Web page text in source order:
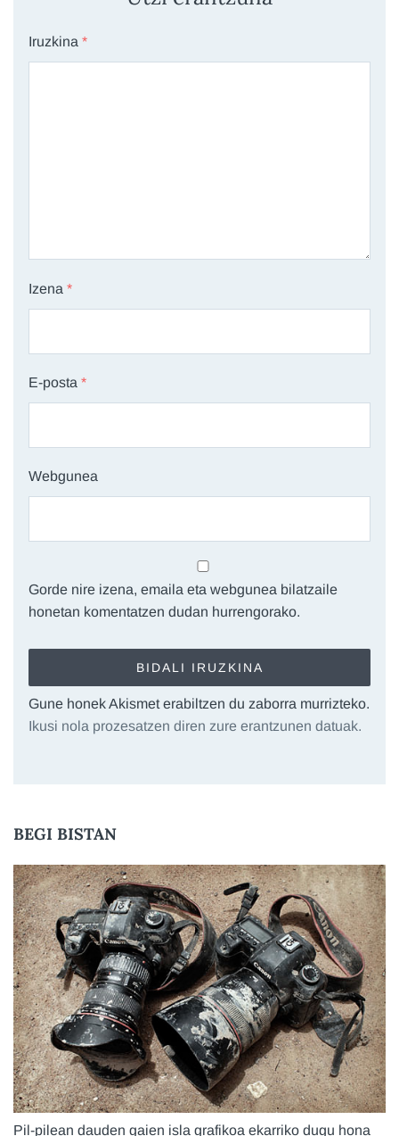
Iruzkina *
Izena *
E-posta *
Webgunea
Gorde nire izena, emaila eta webgunea bilatzaile
honetan komentatzen dudan hurrengorako.
Gune honek Akismet erabiltzen du zaborra murrizteko.
Ikusi nola prozesatzen diren zure erantzunen datuak.
BEGI BISTAN
Pil-pilean dauden gaien isla grafikoa ekarriko dugu hona